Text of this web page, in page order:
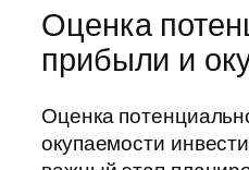
Оценка
прибыли и
Оценка
окупаемости